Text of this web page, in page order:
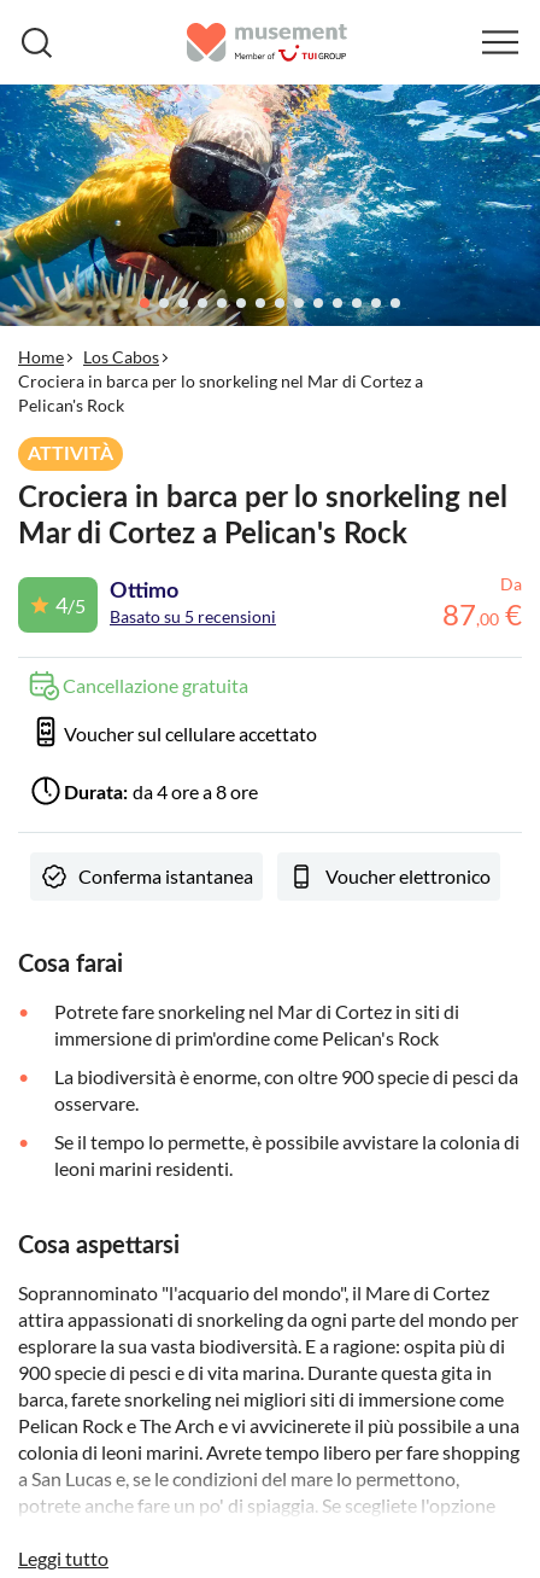
Home
Los Cabos
Crociera in barca per lo snorkeling nel Mar di Cortez a
Pelican's Rock
ATTIVITÀ
Crociera in barca per lo snorkeling nel
Mar di Cortez a Pelican's Rock
4/5
Ottimo
Basato su 5 recensioni
Da
87,00 €
Cancellazione gratuita
Voucher sul cellulare accettato
Durata: da 4 ore a 8 ore
Conferma istantanea Voucher elettronico
Cosa farai
Potrete fare snorkeling nel Mar di Cortez in siti di
immersione di prim'ordine come Pelican's Rock
La biodiversità è enorme, con oltre 900 specie di pesci da
osservare.
Se il tempo lo permette, è possibile avvistare la colonia di
leoni marini residenti.
Cosa aspettarsi
Soprannominato "l'acquario del mondo", il Mare di Cortez
attira appassionati di snorkeling da ogni parte del mondo per
esplorare la sua vasta biodiversità. E a ragione: ospita più di
900 specie di pesci e di vita marina. Durante questa gita in
barca, farete snorkeling nei migliori siti di immersione come
Pelican Rock e The Arch e vi avvicinerete il più possibile a una
colonia di leoni marini. Avrete tempo libero per fare shopping
a San Lucas e, se le condizioni del mare lo permettono,
potrete anche fare un po' di spiaggia. Se scegliete l'opzione
scegliete l'opzione deluxe, navigherete in una barca con
Leggi tutto